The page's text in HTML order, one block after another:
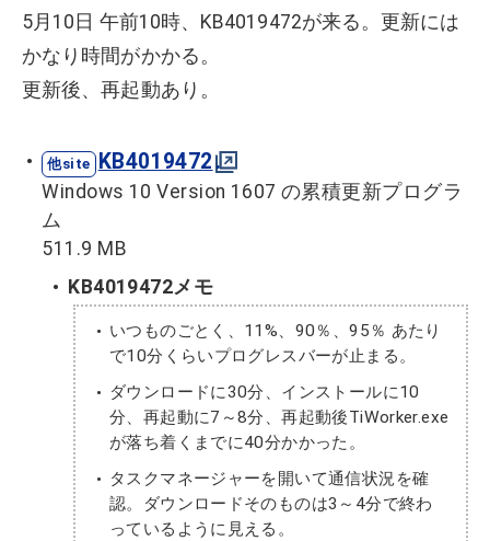
5月10日 午前10時、KB4019472が来る。更新には
かなり時間がかかる。
更新後、再起動あり。
KB4019472
Windows 10 Version 1607 の累積更新プログラ
ム
511.9 MB
KB4019472メモ
いつものごとく、11%、90％、95％ あたり
で10分くらいプログレスバーが止まる。
ダウンロードに30分、インストールに10
分、再起動に7～8分、再起動後TiWorker.exe
が落ち着くまでに40分かかった。
タスクマネージャーを開いて通信状況を確
認。ダウンロードそのものは3～4分で終わ
っているように見える。